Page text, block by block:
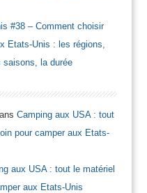
#38 – Comment choisir
Etats-Unis : les régions,
la durée
Camping aux USA : tout
pour camper aux Etats-
aux USA : tout le matériel
aux Etats-Unis